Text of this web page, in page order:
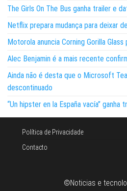
The Girls On The Bus ganha trailer e
Netflix prepara mudança para deixar
Motorola anuncia Corning Gorilla
Alec Benjamin é a mais recente
Ainda não é desta que o Microsoft
descontinuado
“Un hipster en la España vacía”
Política de Privacidade
Contacto
©Noticias e